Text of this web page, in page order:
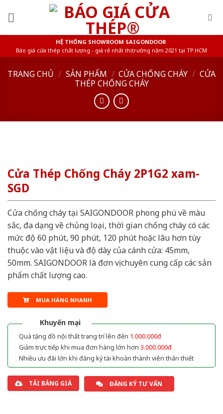
HỆ THỐNG SHOWROOM SAIGONDOOR
Báo giá cửa thép chất lượng - giá rẻ nhất thị trường năm 2021 tại TP.HCM
TRANG CHỦ / SẢN PHẨM / CỬA CHỐNG CHÁY / CỬA
THÉP CHỐNG CHÁY
Cửa Thép Chống Cháy 2P1G2 xam-
SGD
Cửa chống cháy tại SAIGONDOOR phong phú về màu
sắc, đa dạng về chủng loại, thời gian chống cháy có các
mức độ 60 phút, 90 phút, 120 phút hoặc lâu hơn tùy
thuộc vào vật liệu và độ dày của cánh cửa: 45mm,
50mm. SAIGONDOOR là đơn vị chuyên cung cấp các sản
phẩm chất lượng cao.
MUA HÀNG NHANH
Khuyến mại
Quà tặng đồ nội thất trang trí lên đến 1.000.000đ
Giảm trực tiếp khi mua đơn hàng lớn hơn 3.000.000đ
Nhiều ưu đãi lớn khi đăng ký tài khoản thành viên thân thiết
TẢI BẢNG GIÁ ĐĂNG KÝ TƯ VẤN